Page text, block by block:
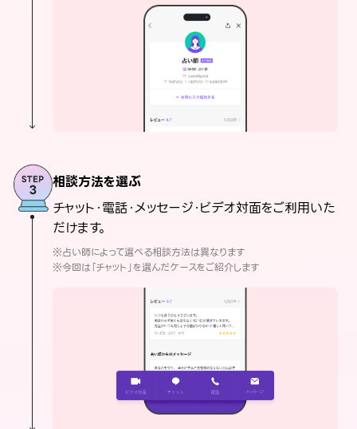
相談方法を選ぶ
チャット・電話・メッセージ・ビデオ対面をご利用いた
だけます。
※占い師によって選べる相談方法は異なります
※今回は「チャット」を選んだケースをご紹介します